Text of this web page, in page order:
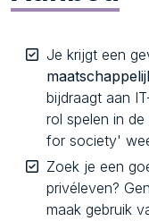
Je krijgt een
bijdraagt aan
rol spelen in
for society'
Zoek je een
privéleven?
maak gebruik